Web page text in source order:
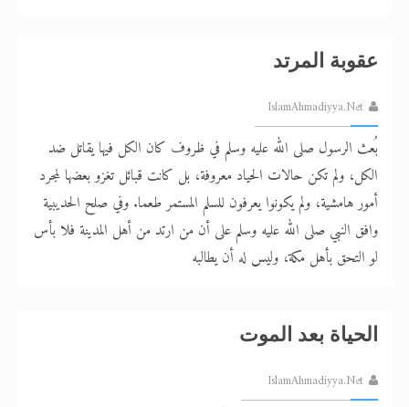
عقوبة المرتد
IslamAhmadiyya.Net
بُعث الرسول صلى الله عليه وسلم في ظروف كان الكل فيها يقاتل ضد
الكل، ولم تكن حالات الحياد معروفة، بل كانت قبائل تغزو بعضها لمجرد
أمور هامشية، ولم يكونوا يعرفون للسلم المستمر طعما. وفي صلح الحديبية
وافق النبي صلى الله عليه وسلم على أن من ارتد من أهل المدينة فلا بأس
لو التحق بأهل مكة، وليس له أن يطالبه
الحياة بعد الموت
IslamAhmadiyya.Net